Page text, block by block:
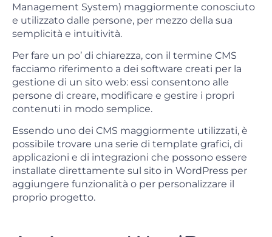
Management System) maggiormente conosciuto
e utilizzato dalle persone, per mezzo della sua
semplicità e intuitività.
Per fare un po’ di chiarezza, con il termine CMS
facciamo riferimento a dei software creati per la
gestione di un sito web: essi consentono alle
persone di creare, modificare e gestire i propri
contenuti in modo semplice.
Essendo uno dei CMS maggiormente utilizzati, è
possibile trovare una serie di template grafici, di
applicazioni e di integrazioni che possono essere
installate direttamente sul sito in WordPress per
aggiungere funzionalità o per personalizzare il
proprio progetto.